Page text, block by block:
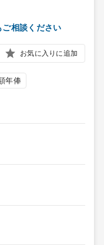
相談ください
お気に入りに追加
年俸